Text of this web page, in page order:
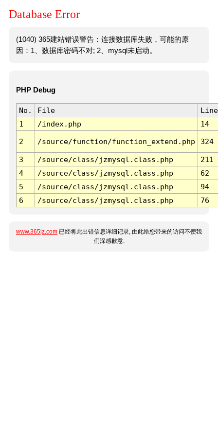
Database Error
(1040) 365建站错误警告：连接数据库失败，可能的原
因：1、数据库密码不对; 2、mysql未启动。
PHP Debug
No. File
Line
1
/index.php 14
2 /source/function/function_extend.php 324
3 /source/class/jzmysql.class.php
211
4
/source/class/jzmysql.class.php
62
5
/source/class/jzmysql.class.php
94
6
/source/class/jzmysql.class.php 76
www.365jz.com 已经将此出错信息详细记录, 由此给您带来的访问不便我
们深感歉意.